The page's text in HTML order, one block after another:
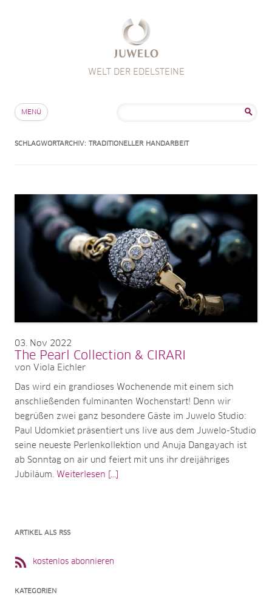
WELT DER EDELSTEINE
MENÜ
SCHLAGWORTARCHIV: TRADITIONELLER HANDARBEIT
03 Nov 2022
The Pearl Collection & CIRARI
von Viola Eichler
Das wird ein grandioses Wochenende mit einem sich
anschließenden fulminanten Wochenstart! Denn wir
begrüßen zwei ganz besondere Gäste im Juwelo Studio:
Paul Udomkiet präsentiert uns live aus dem Juwelo-Studio
seine neueste Perlenkollektion und Anuja Dangayach ist
ab Sonntag on air und feiert mit uns ihr dreijähriges
Jubiläum. Weiterlesen [...]
ARTIKEL ALS RSS
kostenlos abonnieren
KATEGORIEN